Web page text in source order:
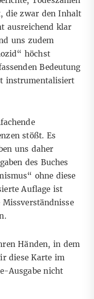
die zwar den Inhalt
ausreichend klar
uns zudem
höchst
Bedeutung
instrumentalisiert
stößt. Es
uns daher
des Buches
ohne diese
Auflage ist
Händen, in dem
diese Karte im
Ausgabe nicht